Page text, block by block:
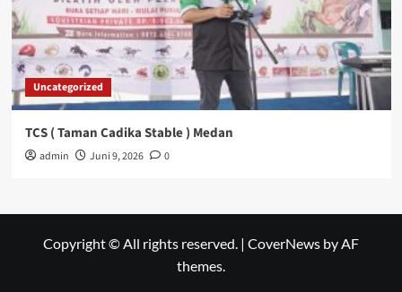
Uncategorized
TCS ( Taman Cadika Stable ) Medan
admin Juni 9, 2026 0
Copyright © All rights reserved. | CoverNews by AF
themes.